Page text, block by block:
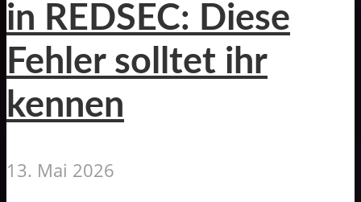
in REDSEC: Diese
Fehler solltet ihr
kennen
13. Mai 2026